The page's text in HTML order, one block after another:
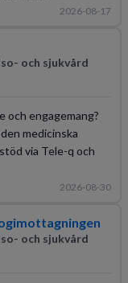
2026-08-17
och sjukvård
och engagemang?
medicinska
via Tele-q och
2026-08-30
och sjukvård